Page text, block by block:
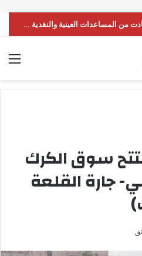
أكثر من 148 ألف أسرة استفادت من المساعدات العينية والنقدية خلال النصف الأول من العام
سوق الكرك
جارة القلعة